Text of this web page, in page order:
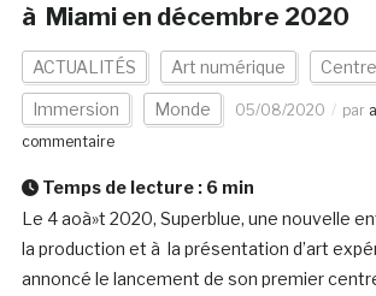
à Miami en décembre 2020
ACTUALITÉS Art numérique
Immersion Monde 05/08/2020 par
commentaire
Temps de lecture : 6 min
Le 4 aoà»t 2020, Superblue, une nouvelle
la production et à la présentation d’art
annoncé le lancement de son premier